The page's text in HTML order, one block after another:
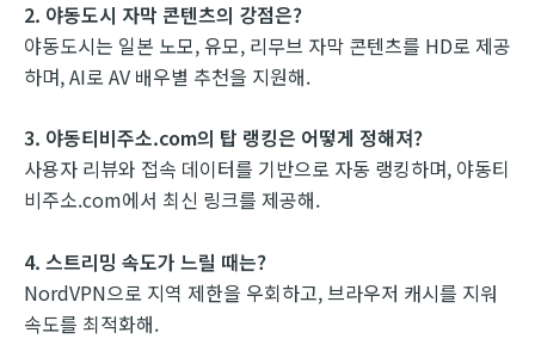
2. 야동도시 자막 콘텐츠의 강점은?
야동도시는 일본 노모, 유모, 리무브 자막 콘텐츠를 HD로 제공
하며, AI로 AV 배우별 추천을 지원해.
3. 야동티비주소.com의 탑 랭킹은 어떻게 정해져?
사용자 리뷰와 접속 데이터를 기반으로 자동 랭킹하며, 야동티
비주소.com에서 최신 링크를 제공해.
4. 스트리밍 속도가 느릴 때는?
NordVPN으로 지역 제한을 우회하고, 브라우저 캐시를 지워
속도를 최적화해.